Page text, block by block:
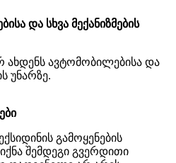
და სხვა მექანიზმების
ახდენს ავტომობილებისა და
უნარზე.
გამოყენების
შემდეგი გვერდითი